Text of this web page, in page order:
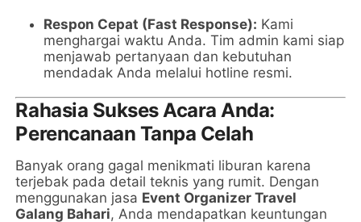
Respon Cepat (Fast Response): Kami
menghargai waktu Anda. Tim admin kami siap
menjawab pertanyaan dan kebutuhan
mendadak Anda melalui hotline resmi.
Rahasia Sukses Acara Anda:
Perencanaan Tanpa Celah
Banyak orang gagal menikmati liburan karena
terjebak pada detail teknis yang rumit. Dengan
menggunakan jasa Event Organizer Travel
Galang Bahari, Anda mendapatkan keuntungan